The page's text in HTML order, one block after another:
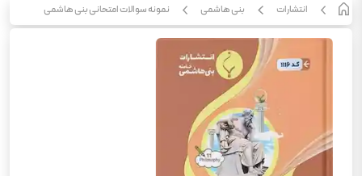
انتشارات بنی هاشمی نمونه سوالات امتحانی بنی هاشمی